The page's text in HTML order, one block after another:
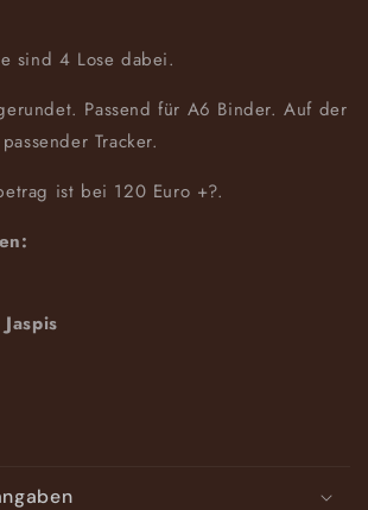
sind 4 Lose dabei.
Passend für A6 Binder. Auf der
Tracker.
ist bei 120 Euro +?.